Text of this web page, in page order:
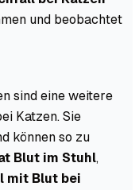
und beobachtet
sind eine weitere
Katzen. Sie
können so zu
Blut im Stuhl,
mit Blut bei